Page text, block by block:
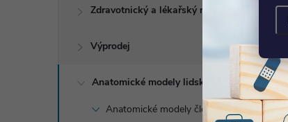
Zdravotnický a lékařský nábytek
Výprodej
Anatomické modely lidského těla
Anatomické modely člověka